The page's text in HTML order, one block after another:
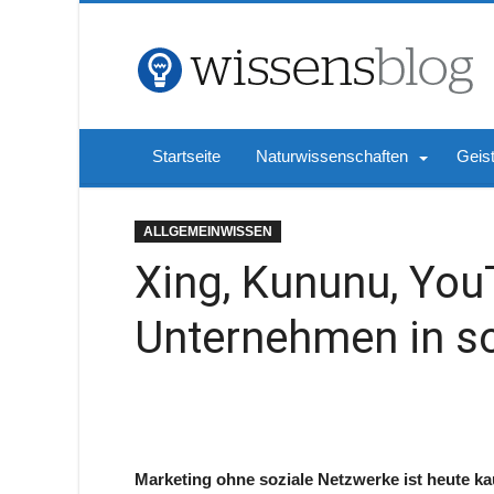
Startseite Naturwissenschaften
ALLGEMEINWISSEN
Xing, Kununu,
Unternehmen in
Marketing ohne soziale Netzwerke ist heute